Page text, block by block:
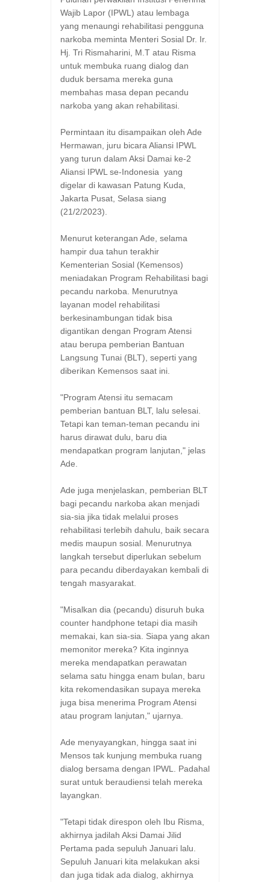
Wajib Lapor (IPWL) atau lembaga
yang menaungi rehabilitasi pengguna
narkoba meminta Menteri Sosial Dr. Ir.
Hj. Tri Rismaharini, M.T atau Risma
untuk membuka ruang dialog dan
duduk bersama mereka guna
membahas masa depan pecandu
narkoba yang akan rehabilitasi.
Permintaan itu disampaikan oleh Ade
Hermawan, juru bicara Aliansi IPWL
yang turun dalam Aksi Damai ke-2
Aliansi IPWL se-Indonesia yang
digelar di kawasan Patung Kuda,
Jakarta Pusat, Selasa siang
(21/2/2023).
Menurut keterangan Ade, selama
hampir dua tahun terakhir
Kementerian Sosial (Kemensos)
meniadakan Program Rehabilitasi bagi
pecandu narkoba. Menurutnya
layanan model rehabilitasi
berkesinambungan tidak bisa
digantikan dengan Program Atensi
atau berupa pemberian Bantuan
Langsung Tunai (BLT), seperti yang
diberikan Kemensos saat ini.
"Program Atensi itu semacam
pemberian bantuan BLT, lalu selesai.
Tetapi kan teman-teman pecandu ini
harus dirawat dulu, baru dia
mendapatkan program lanjutan," jelas
Ade.
Ade juga menjelaskan, pemberian BLT
bagi pecandu narkoba akan menjadi
sia-sia jika tidak melalui proses
rehabilitasi terlebih dahulu, baik secara
medis maupun sosial. Menurutnya
langkah tersebut diperlukan sebelum
para pecandu diberdayakan kembali di
tengah masyarakat.
"Misalkan dia (pecandu) disuruh buka
counter handphone tetapi dia masih
memakai, kan sia-sia. Siapa yang akan
memonitor mereka? Kita inginnya
mereka mendapatkan perawatan
selama satu hingga enam bulan, baru
kita rekomendasikan supaya mereka
juga bisa menerima Program Atensi
atau program lanjutan," ujarnya.
Ade menyayangkan, hingga saat ini
Mensos tak kunjung membuka ruang
dialog bersama dengan IPWL. Padahal
surat untuk beraudiensi telah mereka
layangkan.
"Tetapi tidak direspon oleh Ibu Risma,
akhirnya jadilah Aksi Damai Jilid
Pertama pada sepuluh Januari lalu.
Sepuluh Januari kita melakukan aksi
dan juga tidak ada dialog, akhirnya